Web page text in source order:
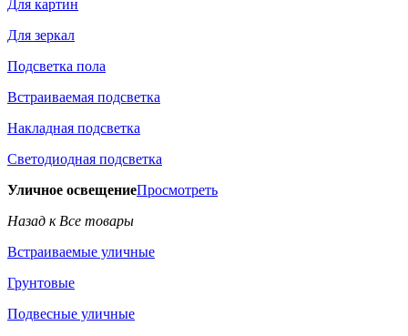
Для картин
Для зеркал
Подсветка пола
Встраиваемая подсветка
Накладная подсветка
Светодиодная подсветка
Уличное освещениеПросмотреть
Назад к Все товары
Встраиваемые уличные
Грунтовые
Подвесные уличные